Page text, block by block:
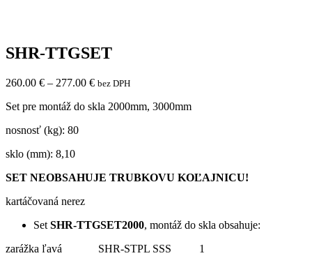
SHR-TTGSET
260.00 € – 277.00 € bez DPH
Set pre montáž do skla 2000mm, 3000mm
nosnosť (kg): 80
sklo (mm): 8,10
SET NEOBSAHUJE TRUBKOVU KOĽAJNICU!
kartáčovaná nerez
Set SHR-TTGSET2000, montáž do skla obsahuje:
zarážka ľavá SHR-STPL SSS 1